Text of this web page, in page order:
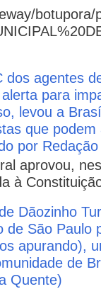
dos agentes
para
levou a
que
por
aprovou,
à
Dãozinho
de São Paulo
apurando),
de
Quente)